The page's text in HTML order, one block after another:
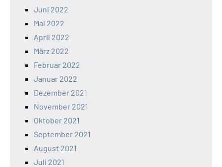
Juni 2022
Mai 2022
April 2022
März 2022
Februar 2022
Januar 2022
Dezember 2021
November 2021
Oktober 2021
September 2021
August 2021
Juli 2021